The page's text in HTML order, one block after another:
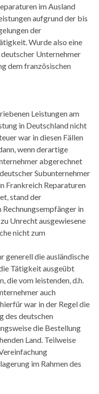
im Ausland
aufgrund der bis
der
Wurde also eine
Unternehmer
dem französischen
Leistungen am
in Deutschland nicht
war in diesen Fällen
wenn derartige
abgerechnet
Subunternehmer
Frankreich Reparaturen
stand der
in
Unrecht ausgewiesene
nicht zum
generell die ausländische
Tätigkeit ausgeübt
die vom leistenden, d.h.
auch
war in der Regel die
des deutschen
die Bestellung
Land. Teilweise
im Rahmen des